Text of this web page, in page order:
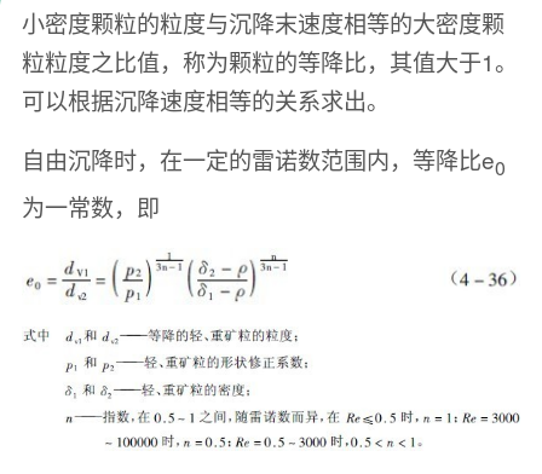
小密度颗粒的粒度与沉降末速度相等的大密度颗
粒粒度之比值，称为颗粒的等降比，其值大于1。
可以根据沉降速度相等的关系求出。
自由沉降时，在一定的雷诺数范围内，等降比e0
为一常数，即